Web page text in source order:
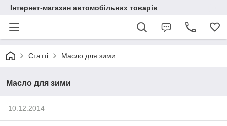
Інтернет-магазин автомобільних товарів
Статті Масло для зими
Масло для зими
10.12.2014